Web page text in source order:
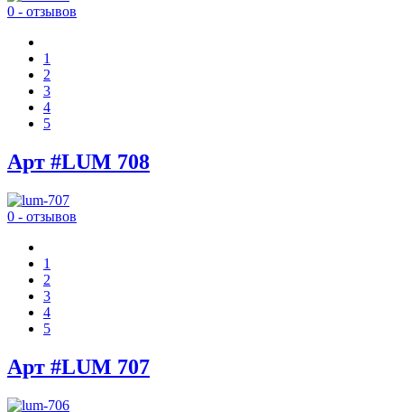
0 - отзывов
1
2
3
4
5
Арт #LUM 708
0 - отзывов
1
2
3
4
5
Арт #LUM 707